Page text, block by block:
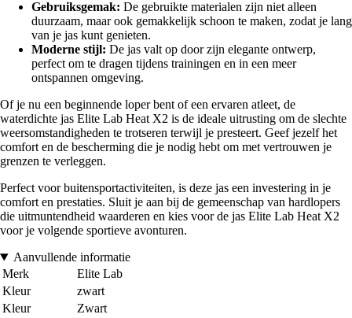
Gebruiksgemak: De gebruikte materialen zijn niet alleen
duurzaam, maar ook gemakkelijk schoon te maken, zodat je lang
van je jas kunt genieten.
Moderne stijl: De jas valt op door zijn elegante ontwerp,
perfect om te dragen tijdens trainingen en in een meer
ontspannen omgeving.
Of je nu een beginnende loper bent of een ervaren atleet, de
waterdichte jas Elite Lab Heat X2 is de ideale uitrusting om de slechte
weersomstandigheden te trotseren terwijl je presteert. Geef jezelf het
comfort en de bescherming die je nodig hebt om met vertrouwen je
grenzen te verleggen.
Perfect voor buitensportactiviteiten, is deze jas een investering in je
comfort en prestaties. Sluit je aan bij de gemeenschap van hardlopers
die uitmuntendheid waarderen en kies voor de jas Elite Lab Heat X2
voor je volgende sportieve avonturen.
Aanvullende informatie
Merk
Elite Lab
Kleur
zwart
Kleur
Zwart